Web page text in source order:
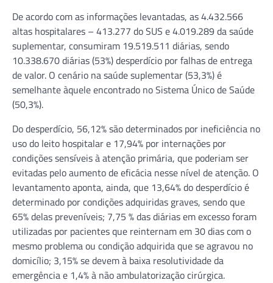
De acordo com as informações levantadas, as 4.432.566
altas hospitalares – 413.277 do SUS e 4.019.289 da saúde
suplementar, consumiram 19.519.511 diárias, sendo
10.338.670 diárias (53%) desperdício por falhas de entrega
de valor. O cenário na saúde suplementar (53,3%) é
semelhante àquele encontrado no Sistema Único de Saúde
(50,3%).
Do desperdício, 56,12% são determinados por ineficiência no
uso do leito hospitalar e 17,94% por internações por
condições sensíveis à atenção primária, que poderiam ser
evitadas pelo aumento de eficácia nesse nível de atenção. O
levantamento aponta, ainda, que 13,64% do desperdício é
determinado por condições adquiridas graves, sendo que
65% delas preveníveis; 7,75 % das diárias em excesso foram
utilizadas por pacientes que reinternam em 30 dias com o
mesmo problema ou condição adquirida que se agravou no
domicílio; 3,15% se devem à baixa resolutividade da
emergência e 1,4% à não ambulatorização cirúrgica.